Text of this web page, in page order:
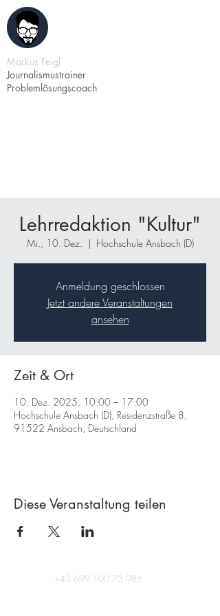
Markus Feigl
Journalismustrainer
Problemlösungscoach
Lehrredaktion "Kultur"
Mi., 10. Dez.
  |
Hochschule Ansbach (D)
Anmeldung geschlossen
Jetzt andere Veranstaltungen
ansehen
Zeit & Ort
10. Dez. 2025, 10:00 – 17:00
Hochschule Ansbach (D), Residenzstraße 8,
91522 Ansbach, Deutschland
Diese Veranstaltung teilen
+43 699 100 73 986